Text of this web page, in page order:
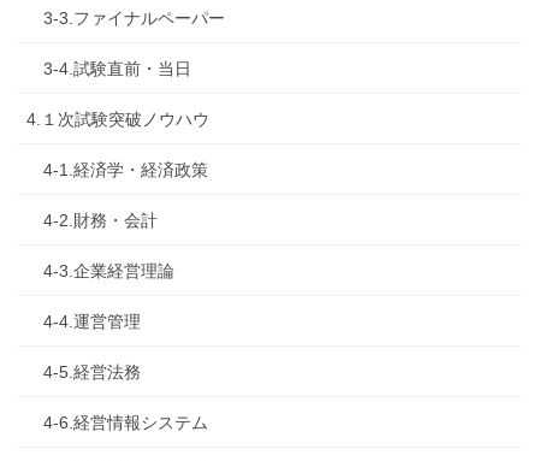
3-3.ファイナルペーパー
3-4.試験直前・当日
4.１次試験突破ノウハウ
4-1.経済学・経済政策
4-2.財務・会計
4-3.企業経営理論
4-4.運営管理
4-5.経営法務
4-6.経営情報システム